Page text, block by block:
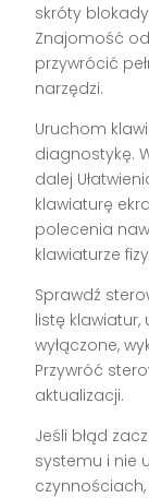
skróty
Znajomość
przywrócić
narzędzi.
Uruchom
diagnostykę.
dalej
klawiaturę
polecenia
klawiaturze
Sprawdź
listę klawiatur,
wyłączone,
Przywróć
aktualizacji.
Jeśli błąd
systemu i nie